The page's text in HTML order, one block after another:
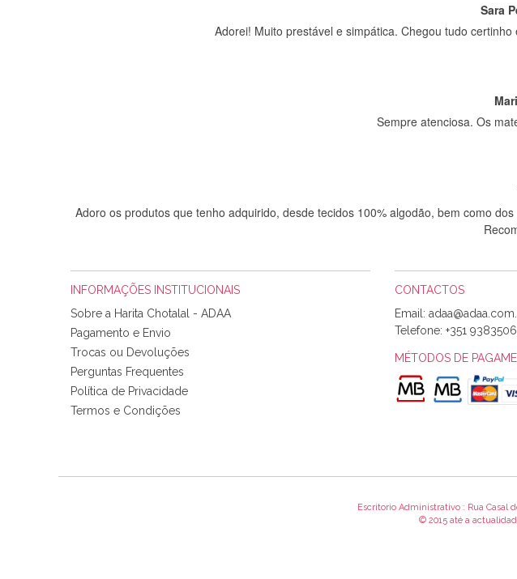
Sara
Adorei! Muito prestável e simpática. Chegou tudo
Sempre atenciosa. Os
Adoro os produtos que tenho adquirido, desde tecidos 100% algodão, bem como
Sílvia
Informo que recebi hoje
Tudo chegou em condições, pois os produtos vieram muito bem acondicionados.
padrão e cores muito bonitas e a execução está perfeitíssima. Futuramente
INFORMAÇÕES INSTITUCIONAIS
Sobre a Harita Chotalal - ADAA
Pagamento e Envio
Trocas ou Devoluções
Perguntas Frequentes
Política de Privacidade
Termos e Condições
CONTACTOS
Email:
Telefone: +351
MÉTODOS DE
Escritorio Administrativo : Rua Casal
© 2015 até a